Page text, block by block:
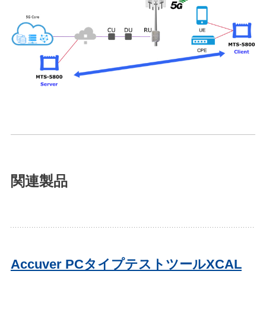
関連製品
Accuver PCタイプテストツールXCAL